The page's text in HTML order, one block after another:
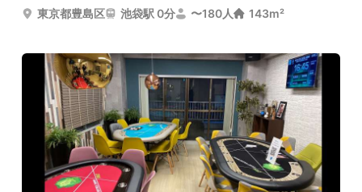
東京都豊島区 池袋駅 0分 〜180人 143m²